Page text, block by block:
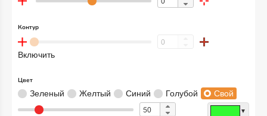
Контур
Включить
Цвет
Зеленый Желтый Синий Голубой Свой
▼